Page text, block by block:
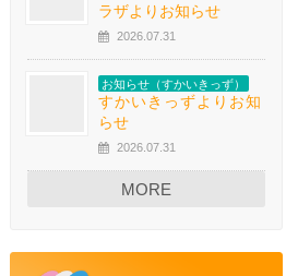
ラザよりお知らせ
2026.07.31
お知らせ（すかいきっず）
すかいきっずよりお知
らせ
2026.07.31
MORE